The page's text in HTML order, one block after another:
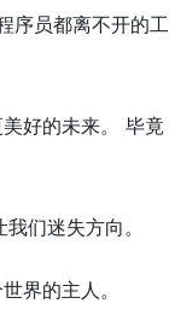
序员都离不开的
好的未来。 毕竟
们迷失方向。
界的主人。